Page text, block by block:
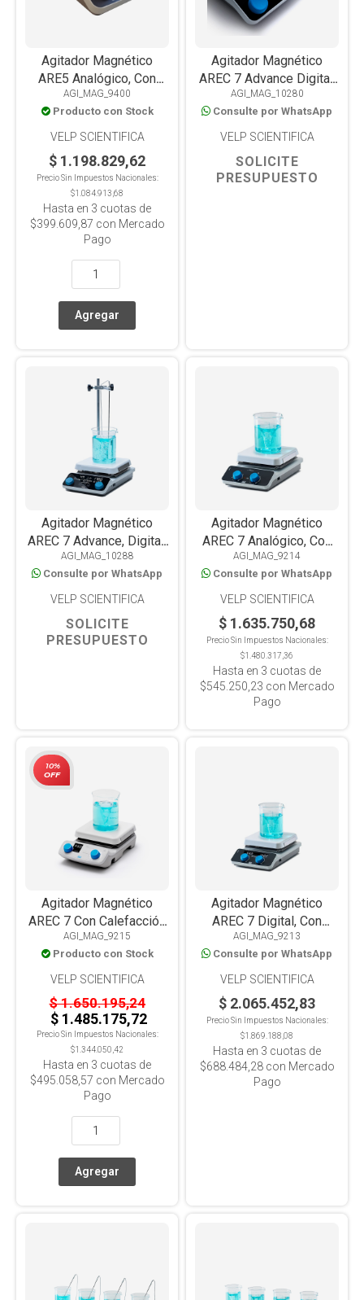
Agitador Magnético
ARE5 Analógico, Con
Calefacción, Placa
Aluminio, 15L
AGI_MAG_9400
Producto con Stock
VELP SCIENTIFICA
$ 1.198.829,62
Precio Sin Impuestos Nacionales:
$1.084.913,68
Hasta en 3 cuotas de
$399.609,87 con Mercado
Pago
Agitador Magnético
AREC 7 Advance Digital,
con Calefacción, Placa
Cerámica, 550°C, 20L,
WiFi y USB
AGI_MAG_10280
Consulte por WhatsApp
VELP SCIENTIFICA
SOLICITE
PRESUPUESTO
Agitador Magnético
AREC 7 Advance, Digital,
con Calefacción, Placa
Cerámica, 550°C, 20L,
WiFi y USB, soporte y
AGI_MAG_10288
Consulte por WhatsApp
VELP SCIENTIFICA
SOLICITE
PRESUPUESTO
Agitador Magnético
AREC 7 Analógico, Con
Calefacción 550°C ,Placa
Cerámica, 15L
AGI_MAG_9214
Consulte por WhatsApp
VELP SCIENTIFICA
$ 1.635.750,68
Precio Sin Impuestos Nacionales:
$1.480.317,36
Hasta en 3 cuotas de
$545.250,23 con Mercado
Pago
10%
OFF
Agitador Magnético
AREC 7 Con Calefacción
550°C, Placa Cerámica,
15L
AGI_MAG_9215
Producto con Stock
VELP SCIENTIFICA
$ 1.650.195,24
$ 1.485.175,72
Precio Sin Impuestos Nacionales:
$1.344.050,42
Hasta en 3 cuotas de
$495.058,57 con Mercado
Pago
Agitador Magnético
AREC 7 Digital, Con
Calefacción 550°C, Placa
Cerámica, 15L
AGI_MAG_9213
Consulte por WhatsApp
VELP SCIENTIFICA
$ 2.065.452,83
Precio Sin Impuestos Nacionales:
$1.869.188,08
Hasta en 3 cuotas de
$688.484,28con Mercado
Pago